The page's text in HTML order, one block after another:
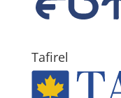
Tafirel